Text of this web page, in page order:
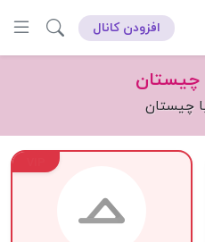
افزودن کانال
چیستان
چیستان